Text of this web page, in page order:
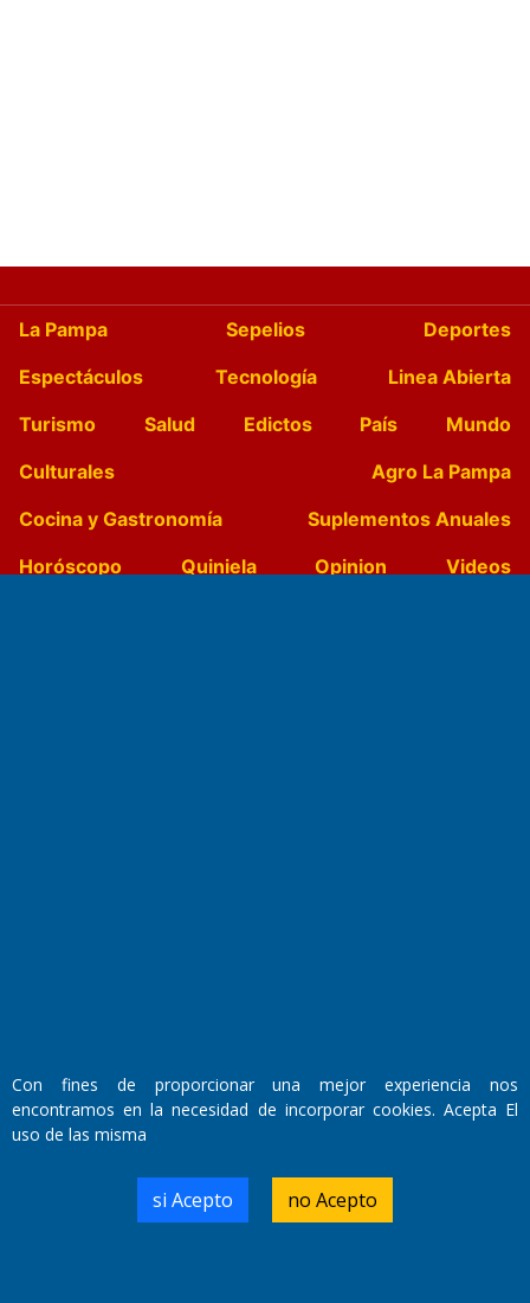
La Pampa Sepelios
Deportes
Espectáculos
Tecnología
Linea Abierta
Turismo
Salud Edictos País
Mundo
Culturales
Agro La Pampa
Cocina y Gastronomía
Suplementos Anuales
Horóscopo
Quiniela Opinion
Videos
Primera edición: Domingo 3 de Mayo de 1992
Miembro de ADIRA,ADEPA y CPPAL
Propietario: El Diario SRL
Walter René Goñi
Con fines de proporcionar una mejor experiencia nos
encontramos en la necesidad de incorporar cookies. Acepta El
uso de las misma
si Acepto no Acepto